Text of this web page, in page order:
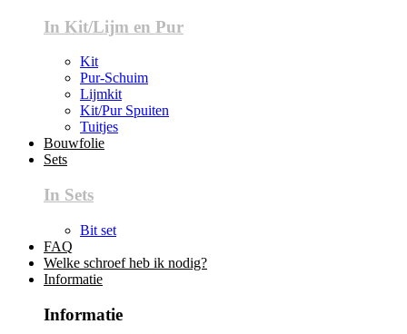
In Kit/Lijm en Pur
Kit
Pur-Schuim
Lijmkit
Kit/Pur Spuiten
Tuitjes
Bouwfolie
Sets
In Sets
Bit set
FAQ
Welke schroef heb ik nodig?
Informatie
Informatie